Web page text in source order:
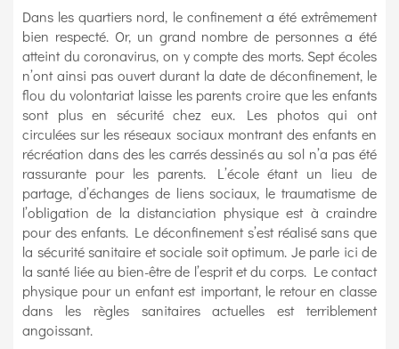
Dans les quartiers nord, le confinement a été extrêmement
bien respecté. Or, un grand nombre de personnes a été
atteint du coronavirus, on y compte des morts. Sept écoles
n’ont ainsi pas ouvert durant la date de déconfinement, le
flou du volontariat laisse les parents croire que les enfants
sont plus en sécurité chez eux. Les photos qui ont
circulées sur les réseaux sociaux montrant des enfants en
récréation dans des les carrés dessinés au sol n’a pas été
rassurante pour les parents. L’école étant un lieu de
partage, d’échanges de liens sociaux, le traumatisme de
l’obligation de la distanciation physique est à craindre
pour des enfants. Le déconfinement s’est réalisé sans que
la sécurité sanitaire et sociale soit optimum. Je parle ici de
la santé liée au bien-être de l’esprit et du corps. Le contact
physique pour un enfant est important, le retour en classe
dans les règles sanitaires actuelles est terriblement
angoissant.